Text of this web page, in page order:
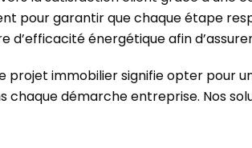
pour garantir que chaque étape
d’efficacité énergétique afin
projet immobilier signifie opter pour
démarche entreprise. Nos